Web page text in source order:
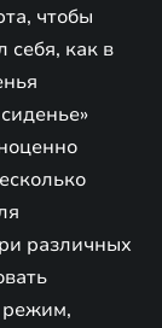
чтобы
себя, как в
различных
режим,